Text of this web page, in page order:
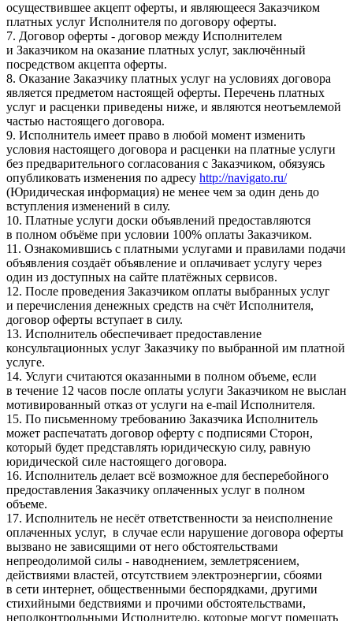
осуществившее акцепт оферты, и являющееся Заказчиком
платных услуг Исполнителя по договору оферты.
7. Договор оферты - договор между Исполнителем
и Заказчиком на оказание платных услуг, заключённый
посредством акцепта оферты.
8. Оказание Заказчику платных услуг на условиях договора
является предметом настоящей оферты. Перечень платных
услуг и расценки приведены ниже, и являются неотъемлемой
частью настоящего договора.
9. Исполнитель имеет право в любой момент изменить
условия настоящего договора и расценки на платные услуги
без предварительного согласования с Заказчиком, обязуясь
опубликовать изменения по адресу http://navigato.ru/
(Юридическая информация) не менее чем за один день до
вступления изменений в силу.
10. Платные услуги доски объявлений предоставляются
в полном объёме при условии 100% оплаты Заказчиком.
11. Ознакомившись с платными услугами и правилами подачи
объявления создаёт объявление и оплачивает услугу через
один из доступных на сайте платёжных сервисов.
12. После проведения Заказчиком оплаты выбранных услуг
и перечисления денежных средств на счёт Исполнителя,
договор оферты вступает в силу.
13. Исполнитель обеспечивает предоставление
консультационных услуг Заказчику по выбранной им платной
услуге.
14. Услуги считаются оказанными в полном объеме, если
в течение 12 часов после оплаты услуги Заказчиком не выслан
мотивированный отказ от услуги на e-mail Исполнителя.
15. По письменному требованию Заказчика Исполнитель
может распечатать договор оферту с подписями Сторон,
который будет представлять юридическую силу, равную
юридической силе настоящего договора.
16. Исполнитель делает всё возможное для бесперебойного
предоставления Заказчику оплаченных услуг в полном
объеме.
17. Исполнитель не несёт ответственности за неисполнение
оплаченных услуг, в случае если нарушение договора оферты
вызвано не зависящими от него обстоятельствами
непреодолимой силы - наводнением, землетрясением,
действиями властей, отсутствием электроэнергии, сбоями
в сети интернет, общественными беспорядками, другими
стихийными бедствиями и прочими обстоятельствами,
неподконтрольными Исполнителю, которые могут помешать